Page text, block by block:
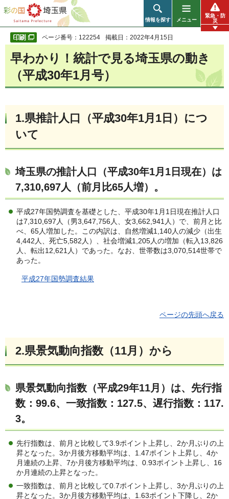
彩の国 埼玉県
情報を探す メニュー
緊急・防
災
ページ番号：122254 掲載日：2022年4月15日
早わかり！統計で見る埼玉県の動き
（平成30年1月号）
1.県推計人口（平成30年1月1日）につ
いて
埼玉県の推計人口（平成30年1月1日現在）は
7,310,697人（前月比65人増） 。
平成27年国勢調査を基礎とした、平成30年1月1日現在推計人口
は7,310,697人（男3,647,756人、女3,662,941人）で、前月と比
べ、65人増加した。この内訳は、自然増減1,140人の減少（出生
4,442人、死亡5,582人）、社会増減1,205人の増加（転入13,826
人、転出12,621人）であった。なお、世帯数は3,070,514世帯で
あった。
平成27年国勢調査結果
ページの先頭へ戻る
2.県景気動向指数（11月）から
県景気動向指数（平成29年11月）は、先行指
数：99.6、一致指数：127.5、遅行指数：117.
3。
先行指数は、前月と比較して3.9ポイント上昇し、2か月ぶりの上
昇となった。3か月後方移動平均は、1.47ポイント上昇し、4か
月連続の上昇、7か月後方移動平均は、0.93ポイント上昇し、16
か月連続の上昇となった。
一致指数は、前月と比較して0.7ポイント上昇し、3か月ぶりの上
昇となった。3か月後方移動平均は、1.63ポイント下降し、2か